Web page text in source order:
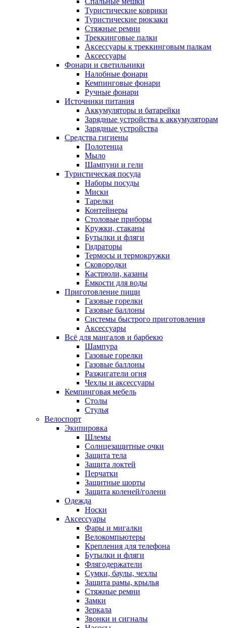
Туристические коврики
Туристические рюкзаки
Стяжные ремни
Треккинговые палки
Аксессуары к треккинговым палкам
Аксессуары
Фонари и светильники
Налобные фонари
Кемпинговые фонари
Ручные фонари
Источники питания
Аккумуляторы и батарейки
Зарядные устройства к аккумуляторам
Зарядные устройства
Средства гигиены
Полотенца
Мыло
Шампуни и гели
Туристическая посуда
Наборы посуды
Миски
Тарелки
Контейнеры
Столовые приборы
Кружки, стаканы
Бутылки и фляги
Гидраторы
Термосы и термокружки
Сковородки
Кастрюли, казаны
Ёмкости для воды
Приготовление пищи
Газовые горелки
Газовые баллоны
Системы быстрого приготовления
Аксессуары
Всё для мангалов и барбекю
Шампура
Газовые горелки
Газовые баллоны
Разжигатели огня
Чехлы и аксессуары
Кемпинговая мебель
Столы
Стулья
Велоспорт
Экипировка
Шлемы
Солнцезащитные очки
Защита тела
Защита локтей
Перчатки
Защитные шорты
Защита коленей/голени
Одежда
Носки
Аксессуары
Фары и мигалки
Велокомпьютеры
Крепления для телефона
Бутылки и фляги
Флягодержатели
Сумки, баулы, чехлы
Защита рамы, крылья
Стяжные ремни
Замки
Зеркала
Звонки и сигналы